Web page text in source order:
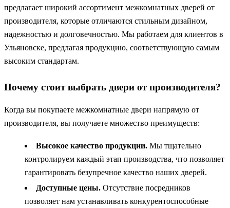
предлагает широкий ассортимент межкомнатных дверей от
производителя, которые отличаются стильным дизайном,
надежностью и долговечностью. Мы работаем для клиентов в
Ульяновске, предлагая продукцию, соответствующую самым
высоким стандартам.
Почему стоит выбрать двери от производителя?
Когда вы покупаете межкомнатные двери напрямую от
производителя, вы получаете множество преимуществ:
Высокое качество продукции. Мы тщательно
контролируем каждый этап производства, что позволяет
гарантировать безупречное качество наших дверей.
Доступные цены. Отсутствие посредников
позволяет нам устанавливать конкурентоспособные